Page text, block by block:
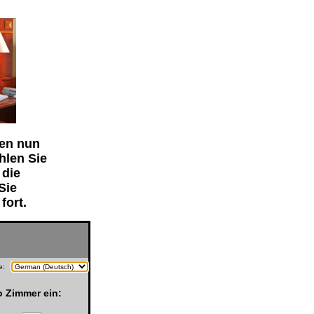
nun
Sie
Zimmer ein: